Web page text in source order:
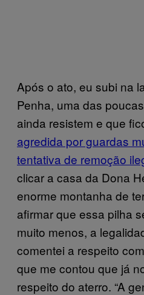
Após o ato, eu subi na
Penha, uma das
ainda resistem e que
agredida por guardas
tentativa de remoção
clicar a casa da Dona
enorme montanha de
afirmar que essa pilha
muito menos, a
comentei a respeito
que me contou que já
respeito do aterro. “A